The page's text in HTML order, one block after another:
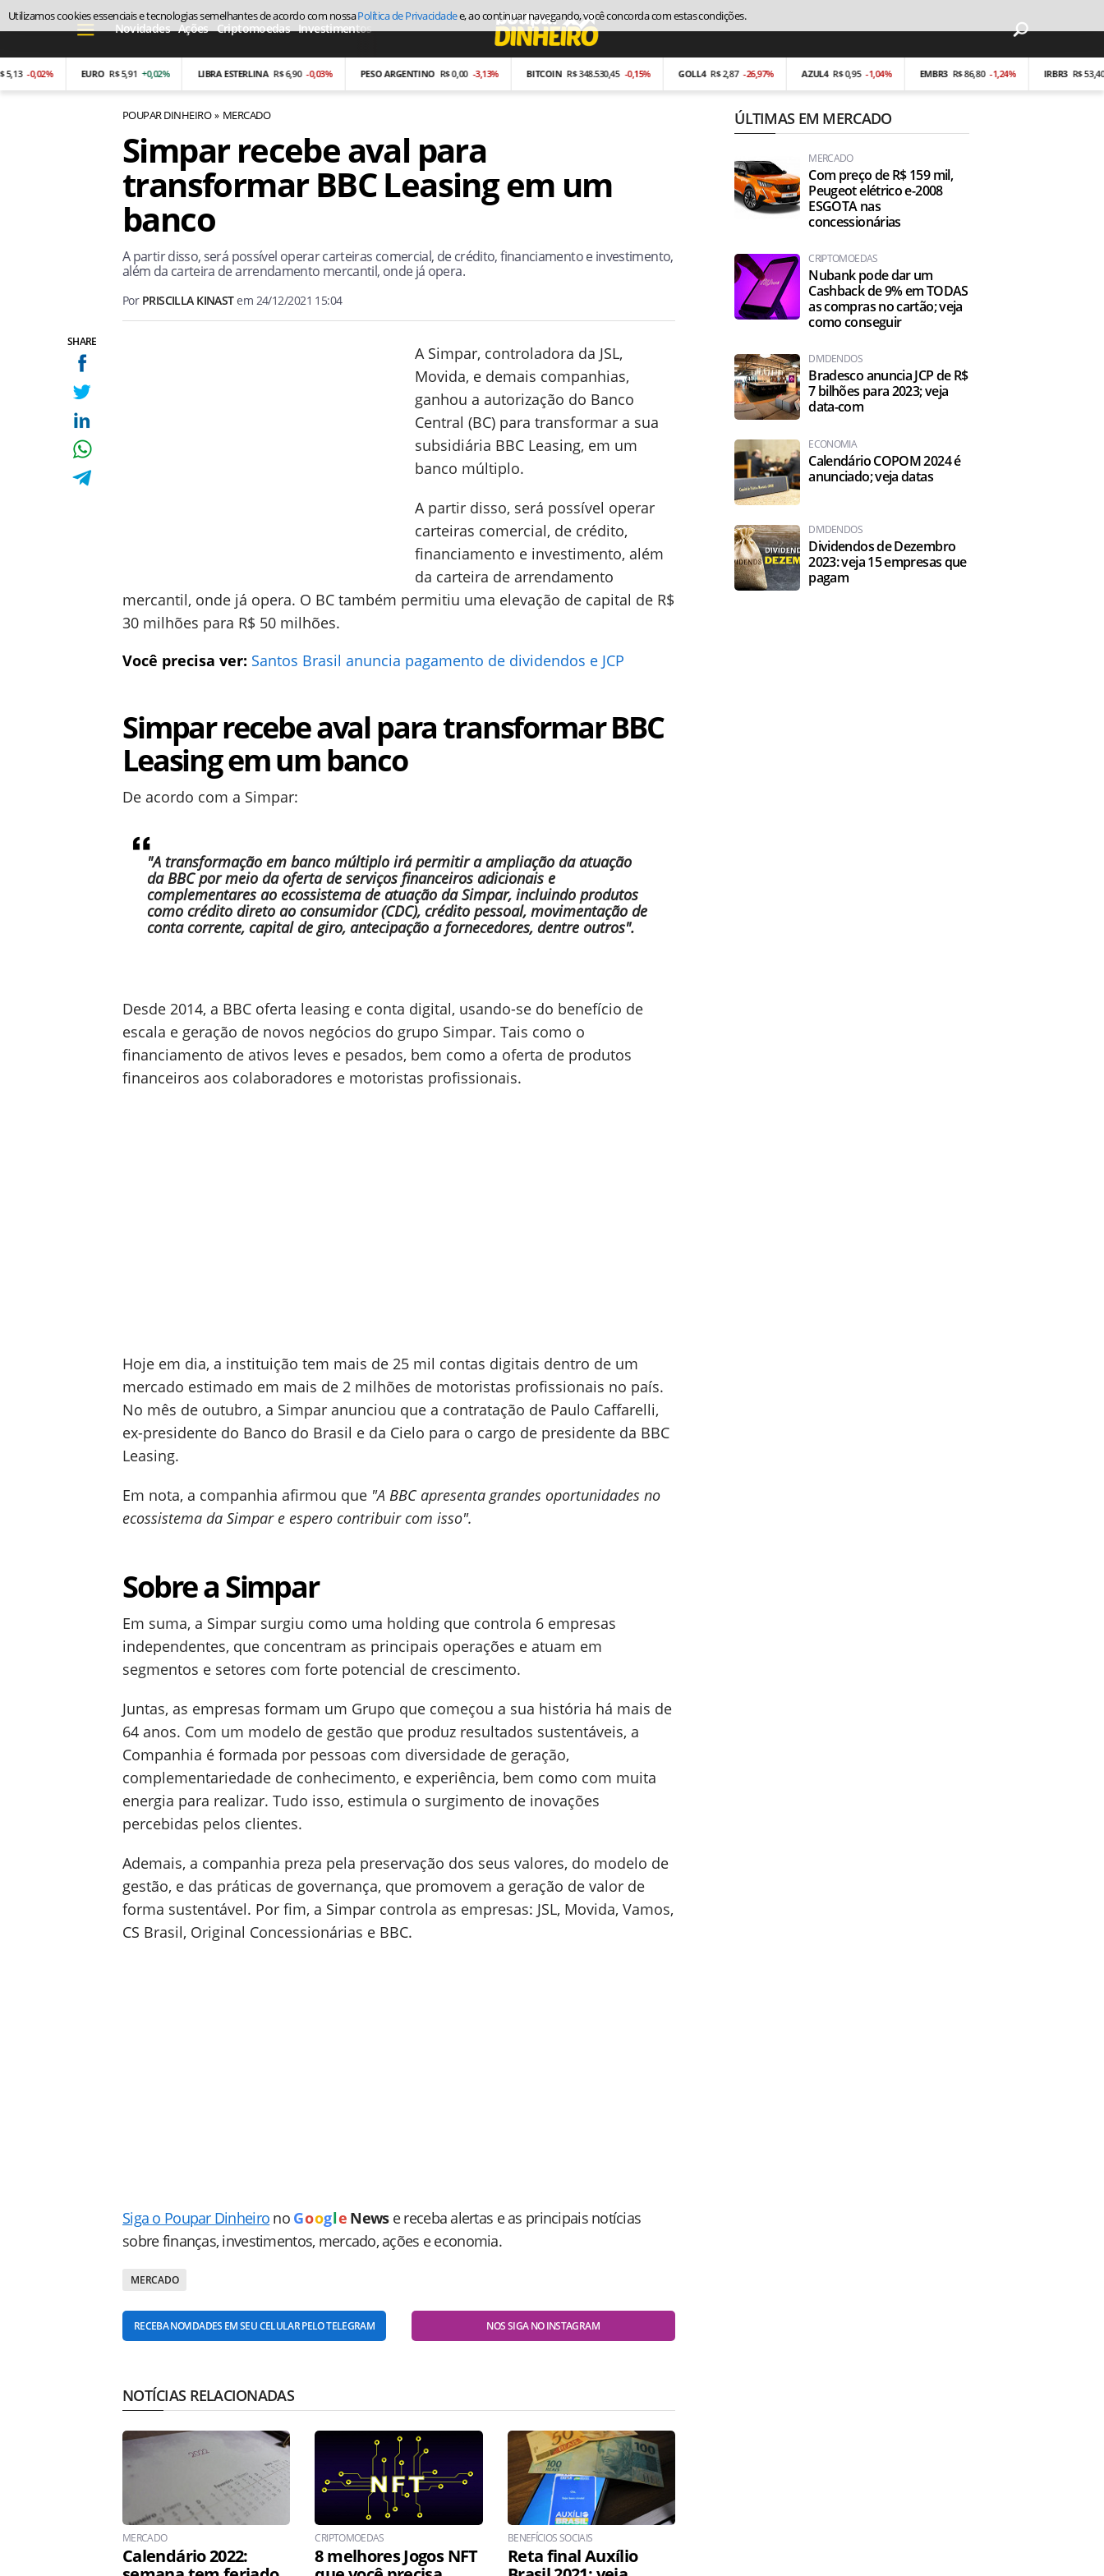
Novidades Ações Criptomoedas Investimentos Economia
-0,02% R$ 5,91 +0,02% LIBRA ESTERLINA R$ 6,90 -0,03% PESO ARGENTINO R$ 0,00 -3,13% BITCOIN R$ 348.530,45 -0,15% GOLL4 R$ 2,87 -26,97% AZUL4 R$ 0,95 -1,04% EMBR3 R$ 86,80 -1,24% R$ 53,40 -
POUPAR DINHEIRO MERCADO
SHARE
Simpar recebe aval para
transformar BBC Leasing em um
banco
A partir disso, será possível operar carteiras comercial, de crédito, financiamento e investimento,
além da carteira de arrendamento mercantil, onde já opera.
Por PRISCILLA KINASTem 24/12/2021 15:04
A Simpar, controladora da JSL,
Movida, e demais companhias,
ganhou a autorização do Banco
Central (BC) para transformar a sua
subsidiária BBC Leasing, em um
banco múltiplo.
A partir disso, será possível operar
carteiras comercial, de crédito,
financiamento e investimento, além
da carteira de arrendamento
mercantil, onde já opera. O BC também permitiu uma elevação de capital de R$
30 milhões para R$ 50 milhões.
Você precisa ver: Santos Brasil anuncia pagamento de dividendos e JCP
Simpar recebe aval para transformar BBC
Leasing em um banco
De acordo com a Simpar:
"A transformação em banco múltiplo irá permitir a ampliação da atuação
da BBC por meio da oferta de serviços financeiros adicionais e
complementares ao ecossistema de atuação da Simpar, incluindo produtos
como crédito direto ao consumidor (CDC), crédito pessoal, movimentação de
conta corrente, capital de giro, antecipação a fornecedores, dentre outros".
Desde 2014, a BBC oferta leasing e conta digital, usando-se do benefício de
escala e geração de novos negócios do grupo Simpar. Tais como o
financiamento de ativos leves e pesados, bem como a oferta de produtos
financeiros aos colaboradores e motoristas profissionais.
Hoje em dia, a instituição tem mais de 25 mil contas digitais dentro de um
mercado estimado em mais de 2 milhões de motoristas profissionais no país.
No mês de outubro, a Simpar anunciou que a contratação de Paulo Caffarelli,
ex-presidente do Banco do Brasil e da Cielo para o cargo de presidente da BBC
Leasing.
Em nota, a companhia afirmou que "A BBC apresenta grandes oportunidades no
ecossistema da Simpar e espero contribuir com isso".
Sobre a Simpar
Em suma, a Simpar surgiu como uma holding que controla 6 empresas
independentes, que concentram as principais operações e atuam em
segmentos e setores com forte potencial de crescimento.
Juntas, as empresas formam um Grupo que começou a sua história há mais de
64 anos. Com um modelo de gestão que produz resultados sustentáveis, a
Companhia é formada por pessoas com diversidade de geração,
complementariedade de conhecimento, e experiência, bem como com muita
energia para realizar. Tudo isso, estimula o surgimento de inovações
percebidas pelos clientes.
Ademais, a companhia preza pela preservação dos seus valores, do modelo de
gestão, e das práticas de governança, que promovem a geração de valor de
forma sustentável. Por fim, a Simpar controla as empresas: JSL, Movida, Vamos,
CS Brasil, Original Concessionárias e BBC.
Siga o Poupar Dinheiro no Goog le News e receba alertas e as principais notícias
sobre finanças, investimentos, mercado, ações e economia.
MERCADO
RECEBA NOVIDADES EM SEU CELULAR PELO TELEGRAM NOS SIGA NO INSTAGRAM
NOTÍCIAS RELACIONADAS
MERCADO
Calendário 2022:
CRIPTOMOEDAS
8 melhores Jogos NFT
BENEFÍCIOS SOCIAIS
Reta final Auxílio
ÚLTIMAS EM MERCADO
MERCADO
Com preço de R$ 159 mil,
Peugeot elétrico e-2008
ESGOTA nas
concessionárias
CRIPTOMOEDAS
Nubank pode dar um
Cashback de 9% em TODAS
as compras no cartão; veja
como conseguir
DIVIDENDOS
Bradesco anuncia JCP de R$
7 bilhões para 2023; veja
data-com
ECONOMIA
Calendário COPOM 2024 é
anunciado; veja datas
DIVIDENDOS
Dividendos de Dezembro
2023: veja 15 empresas que
pagam
Utilizamos cookies essenciais e tecnologias semelhantes de acordo com nossaPolítica de Privacidadee, ao continuar navegando, você concorda com estas condições.